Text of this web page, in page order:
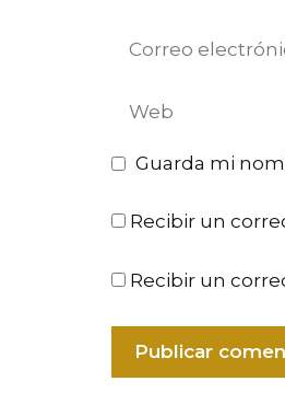
Correo
Web
Guarda mi
Recibir un
Recibir un